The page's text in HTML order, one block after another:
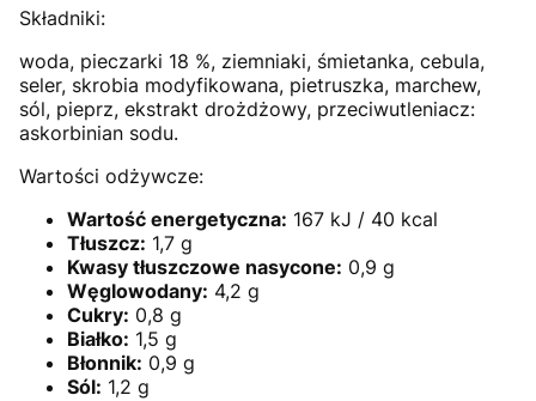
Składniki:
woda, pieczarki 18 %, ziemniaki, śmietanka, cebula,
seler, skrobia modyfikowana, pietruszka, marchew,
sól, pieprz, ekstrakt drożdżowy, przeciwutleniacz:
askorbinian sodu.
Wartości odżywcze:
Wartość energetyczna: 167 kJ / 40 kcal
Tłuszcz: 1,7 g
Kwasy tłuszczowe nasycone: 0,9 g
Węglowodany: 4,2 g
Cukry: 0,8 g
Białko: 1,5 g
Błonnik: 0,9 g
Sól: 1,2 g